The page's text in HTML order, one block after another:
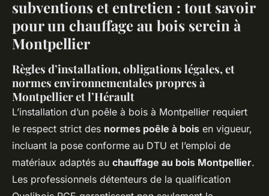
subventions et entretien : tout savoir
pour un chauffage au bois serein à
Montpellier
Règles d’installation, obligations légales, et
normes environnementales propres à
Montpellier et l’Hérault
L’installation d’un poêle à bois à Montpellier requiert
le respect strict des normes poêle à bois en vigueur,
incluant la pose conforme au DTU et l’emploi de
matériaux adaptés au chauffage au bois Montpellier.
Les professionnels détenteurs de la qualification